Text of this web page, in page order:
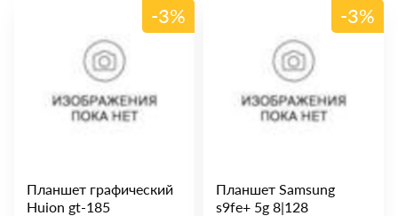
-3%
Планшет графический
Huion gt-185
-3%
Планшет Samsung
s9fe+ 5g 8|128